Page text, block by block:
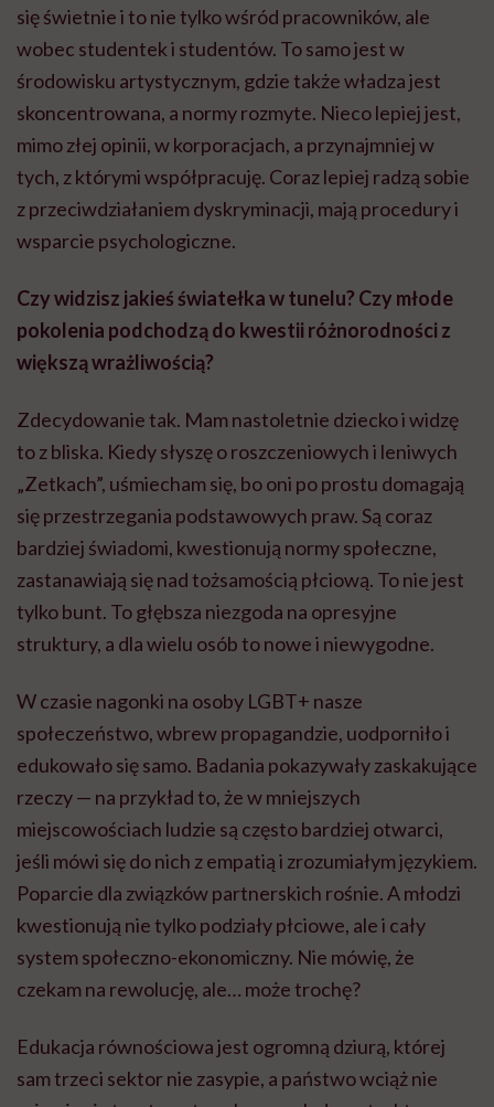
się świetnie i to nie tylko wśród pracowników, ale
wobec studentek i studentów. To samo jest w
środowisku artystycznym, gdzie także władza jest
skoncentrowana, a normy rozmyte. Nieco lepiej jest,
mimo złej opinii, w korporacjach, a przynajmniej w
tych, z którymi współpracuję. Coraz lepiej radzą sobie
z przeciwdziałaniem dyskryminacji, mają procedury i
wsparcie psychologiczne.
Czy widzisz jakieś światełka w tunelu? Czy młode
pokolenia podchodzą do kwestii różnorodności z
większą wrażliwością?
Zdecydowanie tak. Mam nastoletnie dziecko i widzę
to z bliska. Kiedy słyszę o roszczeniowych i leniwych
„Zetkach”, uśmiecham się, bo oni po prostu domagają
się przestrzegania podstawowych praw. Są coraz
bardziej świadomi, kwestionują normy społeczne,
zastanawiają się nad tożsamością płciową. To nie jest
tylko bunt. To głębsza niezgoda na opresyjne
struktury, a dla wielu osób to nowe i niewygodne.
W czasie nagonki na osoby LGBT+ nasze
społeczeństwo, wbrew propagandzie, uodporniło i
edukowało się samo. Badania pokazywały zaskakujące
rzeczy — na przykład to, że w mniejszych
miejscowościach ludzie są często bardziej otwarci,
jeśli mówi się do nich z empatią i zrozumiałym językiem.
Poparcie dla związków partnerskich rośnie. A młodzi
kwestionują nie tylko podziały płciowe, ale i cały
system społeczno-ekonomiczny. Nie mówię, że
czekam na rewolucję, ale… może trochę?
Edukacja równościowa jest ogromną dziurą, której
sam trzeci sektor nie zasypie, a państwo wciąż nie